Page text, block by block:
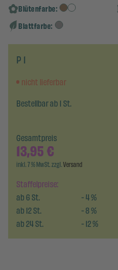
Blütenfarbe:
Blattfarbe:
P 1
nicht lieferbar
Bestellbar ab 1 St.
Staffelpreise:
ab6St. -4%
ab12St. -8%
ab24St. -12%
Gesamtpreis
13,95€
inkl. 7 % MwSt. zzgl.Versand